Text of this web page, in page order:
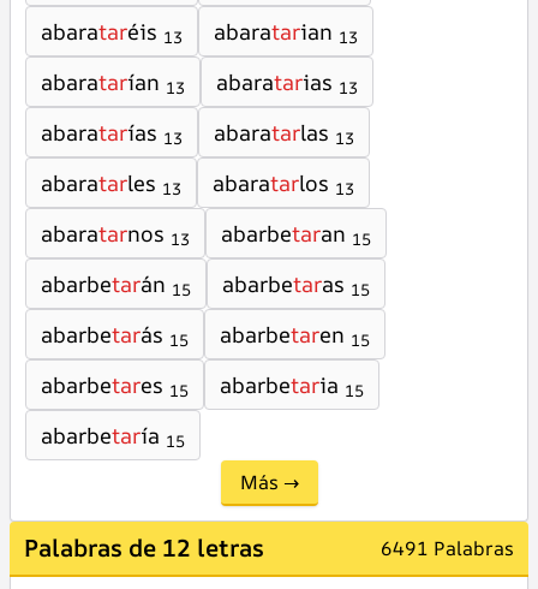
abarataréis 13 abaratarian 13
abaratarían 13 abaratarias 13
abaratarías 13 abaratarlas 13
abaratarles 13 abaratarlos 13
abaratarnos 13 abarbetaran 15
abarbetarán 15 abarbetaras 15
abarbetarás 15 abarbetaren 15
abarbetares 15 abarbetaria 15
abarbetaría 15
Más →
Palabras de 12 letras 6491 Palabras